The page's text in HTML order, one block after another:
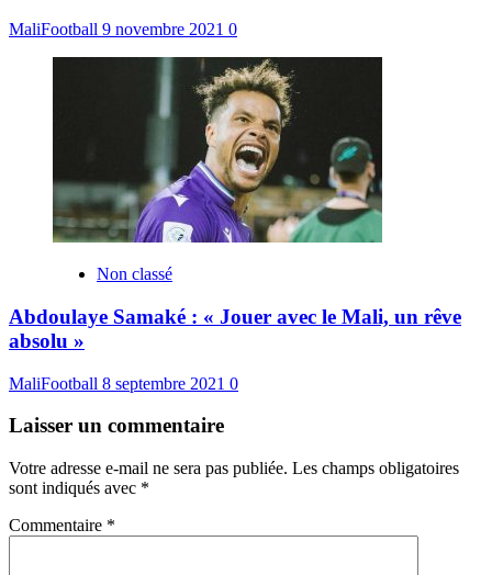
MaliFootball 9 novembre 2021 0
Non classé
Abdoulaye Samaké : « Jouer avec le Mali, un rêve
absolu »
MaliFootball 8 septembre 2021 0
Laisser un commentaire
Votre adresse e-mail ne sera pas publiée. Les champs obligatoires
sont indiqués avec *
Commentaire *